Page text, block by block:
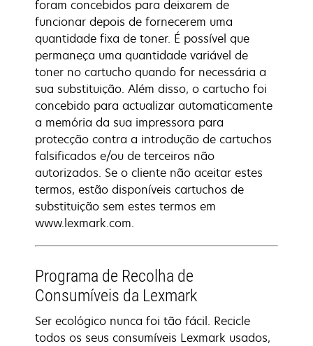
foram concebidos para deixarem de
funcionar depois de fornecerem uma
quantidade fixa de toner. É possível que
permaneça uma quantidade variável de
toner no cartucho quando for necessária a
sua substituição. Além disso, o cartucho foi
concebido para actualizar automaticamente
a memória da sua impressora para
protecção contra a introdução de cartuchos
falsificados e/ou de terceiros não
autorizados. Se o cliente não aceitar estes
termos, estão disponíveis cartuchos de
substituição sem estes termos em
www.lexmark.com.
Programa de Recolha de
Consumíveis da Lexmark
Ser ecológico nunca foi tão fácil. Recicle
todos os seus consumíveis Lexmark usados,